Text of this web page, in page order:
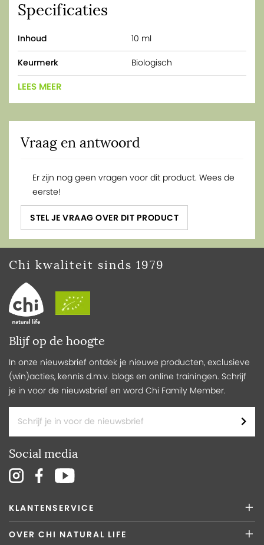
Specificaties
Inhoud 10 ml
Keurmerk Biologisch
LEES MEER
Vraag en antwoord
Er zijn nog geen vragen voor dit product. Wees de
eerste!
STEL JE VRAAG OVER DIT PRODUCT
Blijf op de hoogte
In onze nieuwsbrief ontdek je nieuwe producten, exclusieve
(win)acties, kennis d.m.v. blogs en online trainingen. Schrijf
je in voor de nieuwsbrief en word Chi Family Member.
Social media
Chi kwaliteit sinds 1979
KLANTENSERVICE
OVER CHI NATURAL LIFE